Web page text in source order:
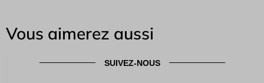
Vous aimerez aussi
SUIVEZ-NOUS